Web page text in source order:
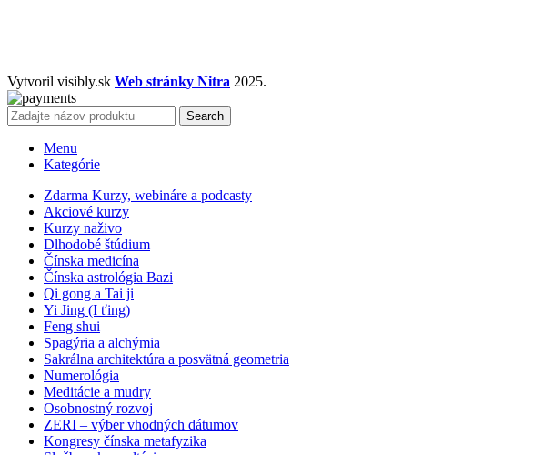
Vytvoril visibly.sk Web stránky Nitra 2025.
Search
Menu
Kategórie
Zdarma Kurzy, webináre a podcasty
Akciové kurzy
Kurzy naživo
Dlhodobé štúdium
Čínska medicína
Čínska astrológia Bazi
Qi gong a Tai ji
Yi Jing (I ťing)
Feng shui
Spagýria a alchýmia
Sakrálna architektúra a posvätná geometria
Numerológia
Meditácie a mudry
Osobnostný rozvoj
ZERI – výber vhodných dátumov
Kongresy čínska metafyzika